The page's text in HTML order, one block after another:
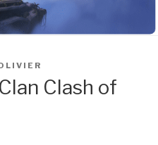
Clash of